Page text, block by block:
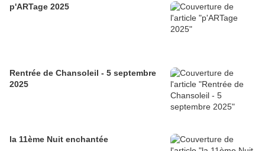
p'ARTage 2025
Rentrée de Chansoleil - 5 septembre
2025
la 11ème Nuit enchantée